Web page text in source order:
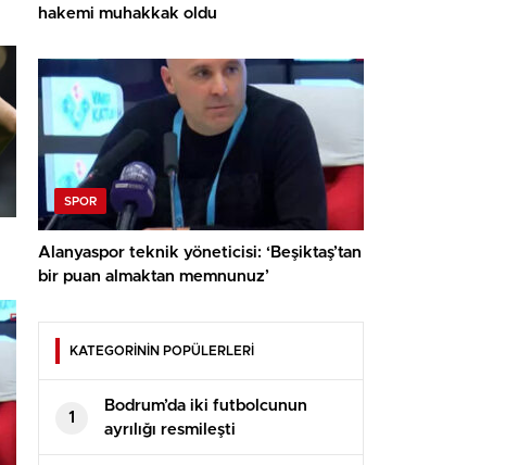
hakemi muhakkak oldu
SPOR
Alanyaspor teknik yöneticisi: ‘Beşiktaş’tan
bir puan almaktan memnunuz’
KATEGORİNİN POPÜLERLERİ
1
Bodrum’da iki futbolcunun
ayrılığı resmileşti